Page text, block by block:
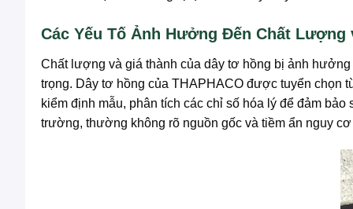
Các Yếu Tố Ảnh Hưởng Đến Chất Lượng
Chất lượng và giá thành của dây tơ hồng bị ảnh
trọng. Dây tơ hồng của THAPHACO được tuyển chọn
kiểm định mẫu, phân tích các chỉ số hóa lý để đảm
trường, thường không rõ nguồn gốc và tiềm ẩn nguy